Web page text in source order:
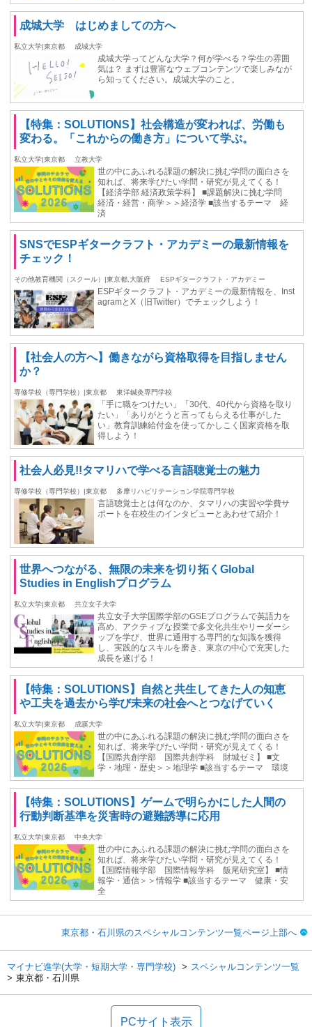
成城大学 はじめましての方へ
私立大学|東京都 成城大学
成城大学ってどんな大学？何が学べる？学生の雰囲
気は？ まずは豊富なウェブコンテンツで楽しみなが
ら知ってください。成城大学のこと。
【特集：SOLUTIONS】社会構造が変われば、労働も
変わる。「これからの働き方」について学ぶ。
私立大学|東京都 立教大学
世の中にあふれる課題の解決に挑む学問の面白さを
知れば、将来学びたい学問・研究が見えてくる！
【経済学部 経済政策学科】 ■課題解決に挑む学問
経済・経営・商学＞＞経済学 ■該当するテーマ 経
済
SNSでESPギタークラフト・アカデミーの最新情報を
チェック！
その他教育機関（スクール）|東京都,大阪府 ESPギタークラフト・アカデミー
ESPギタークラフト・アカデミーの最新情報を、Inst
agramとX（旧Twitter）でチェックしよう！
【社会人の方へ】働きながら資格取得を目指しません
か？
専修学校（専門学校）|東京都 東洋鍼灸専門学校
「手に職をつけたい」「30代、40代から資格を取り
たい」「ありがとうと言ってもらえる仕事がした
い」教育訓練給付金を使ってかしこく国家資格を取
得しよう！
社会人必見!!タマリハで学べる言語聴覚士の魅力
専修学校（専門学校）|東京都 多摩リハビリテーション学院専門学校
言語聴覚士とは何なのか、タマリハの実習や学費サ
ポートを在校生のインタビューとあわせて紹介！
世界へつながる、無限の未来を切り拓くGlobal
Studies in Englishプログラム
私立大学|東京都 共立女子大学
共立女子大学国際学部のGSEプログラムで英語力を
高め、アクティブな授業で多文化共生やリーダーシ
ップを学び、世界に通用する専門的な知識を獲得
し、実践的なスキルを磨き、東京の中心で充実した
成長を遂げる！
【特集：SOLUTIONS】自然と共生してきた人の知恵
や工夫を過去から学び未来の社会へとつなげていく
私立大学|東京都 成蹊大学
世の中にあふれる課題の解決に挑む学問の面白さを
知れば、将来学びたい学問・研究が見えてくる！
【国際共創学部 国際共創学科 財城ゼミ】 ■文
学・地理・歴史＞＞地理学 ■該当するテーマ 環境
【特集：SOLUTIONS】ゲームで明らかにした人間の
行動判断基準を災害時の避難誘導に応用
私立大学|東京都 中央大学
世の中にあふれる課題の解決に挑む学問の面白さを
知れば、将来学びたい学問・研究が見えてくる！
【国際情報学部 国際情報学科 飯尾研究室】 ■情
報学・通信＞＞情報学 ■該当するテーマ 健康・安
全
東京都・石川県のスペシャルコンテンツ一覧ページ上部へ
マイナビ進学(大学・短期大学・専門学校)
スペシャルコンテンツ一覧
東京都・石川県
PCサイト表示